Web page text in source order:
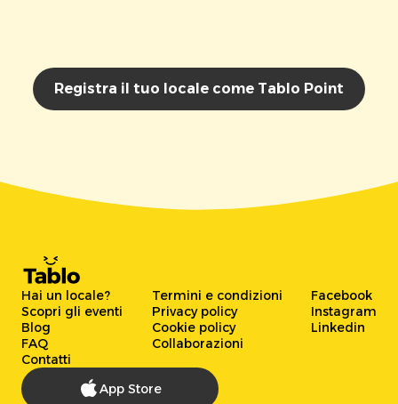
Registra il tuo locale come Tablo Point
Hai un locale?
Scopri gli eventi
Blog
FAQ
Contatti
Termini e condizioni
Privacy policy
Cookie policy
Collaborazioni
Facebook
Instagram
Linkedin
App Store